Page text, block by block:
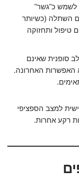
לשמש כ"גשר"
השתלה (כשיותר
טיפול ותחזוקה
סופנית שאינם
האפשרות האחרונה.
למצב הספציפי
רקע אחרות.